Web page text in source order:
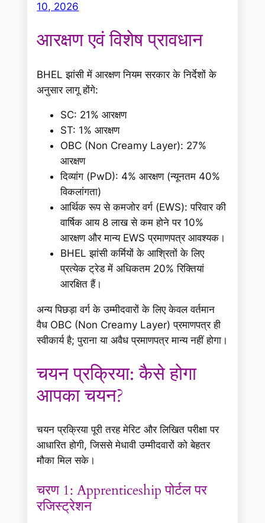
10, 2026
आरक्षण एवं विशेष प्रावधान
BHEL झांसी में आरक्षण नियम सरकार के निर्देशों के
अनुसार लागू होंगे:
SC: 21% आरक्षण
ST: 1% आरक्षण
OBC (Non Creamy Layer): 27%
आरक्षण
दिव्यांग (PwD): 4% आरक्षण (न्यूनतम 40%
विकलांगता)
आर्थिक रूप से कमजोर वर्ग (EWS): परिवार की
वार्षिक आय 8 लाख से कम होने पर 10%
आरक्षण और मान्य EWS प्रमाणपत्र आवश्यक।
BHEL झांसी कर्मियों के आश्रितों के लिए
प्रत्येक ट्रेड में अधिकतम 20% रिक्तियां
आरक्षित हैं।
अन्य पिछड़ा वर्ग के उम्मीदवारों के लिए केवल वर्तमान
वैध OBC (Non Creamy Layer) प्रमाणपत्र ही
स्वीकार्य है; पुराना या अवैध प्रमाणपत्र मान्य नहीं होगा।
चयन प्रक्रिया: कैसे होगा
आपका चयन?
चयन प्रक्रिया पूरी तरह मेरिट और लिखित परीक्षा पर
आधारित होगी, जिससे मेधावी उम्मीदवारों को बेहतर
मौका मिल सके।
चरण 1: Apprenticeship पोर्टल पर
रजिस्ट्रेशन